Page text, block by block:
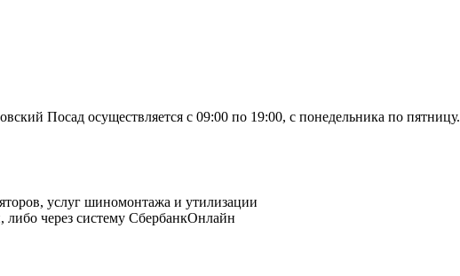
Посад осуществляется с 09:00 по 19:00, с понедельника по пятницу.
через систему СбербанкОнлайн